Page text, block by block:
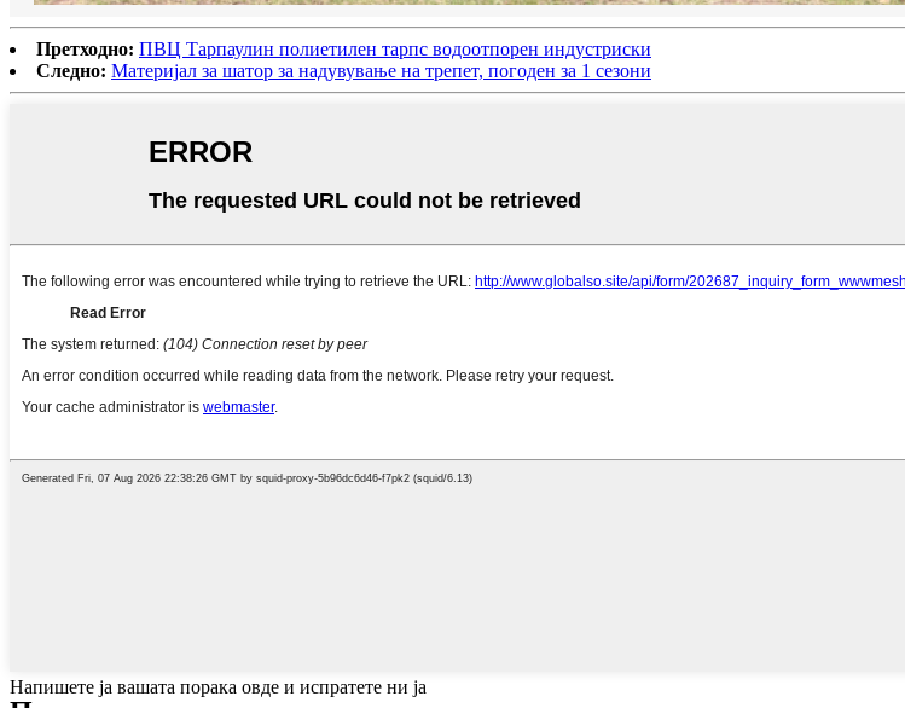
Претходно: ПВЦ Тарпаулин полиетилен тарпс водоотпорен индустриски
Следно: Материјал за шатор за надувување на трепет, погоден за 1 сезони
Напишете ја вашата порака овде и испратете ни ја